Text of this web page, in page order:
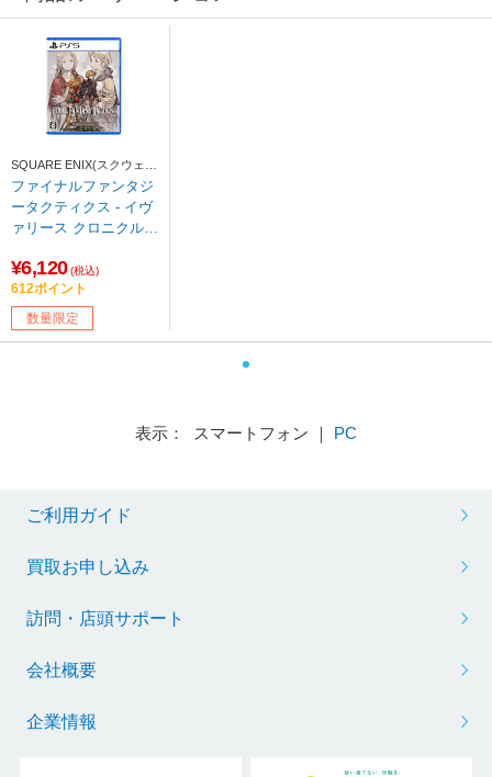
SQUARE ENIX(スクウェ
ア・エニックス)
ファイナルファンタジ
ータクティクス - イヴ
ァリース クロニクルズ
ン 【PS5ゲームソフ
ト】【sof001】
¥6,120 (税込)
612ポイント
数量限定
表示： スマートフォン ｜ PC
ご利用ガイド
買取お申し込み
訪問・店頭サポート
会社概要
企業情報